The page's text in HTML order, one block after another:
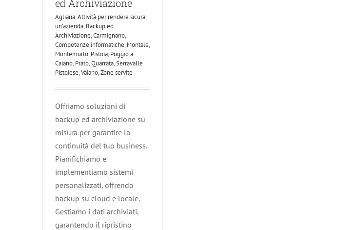
ed Archiviazione
Agliana,Attività per rendere sicura
un'azienda, Backup ed
Archiviazione,Carmignano,
Competenze informatiche, Montale,
Montemurlo, Pistoia, Poggio a
Caiano, Prato,Quarrata,Serravalle
Pistoiese,Vaiano,Zone servite
Offriamo soluzioni di
backup ed archiviazione su
misura per garantire la
continuità del tuo business.
Pianifichiamo e
implementiamo sistemi
personalizzati, offrendo
backup su cloud e locale.
Gestiamo i dati archiviati,
garantendo il ripristino